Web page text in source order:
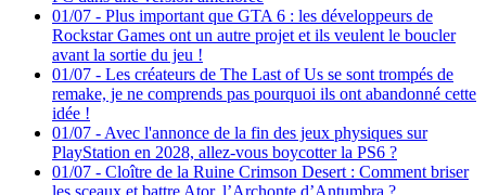
01/07 - Plus important que GTA 6 : les développeurs de
Rockstar Games ont un autre projet et ils veulent le boucler
avant la sortie du jeu !
01/07 - Les créateurs de The Last of Us se sont trompés de
remake, je ne comprends pas pourquoi ils ont abandonné cette
idée !
01/07 - Avec l'annonce de la fin des jeux physiques sur
PlayStation en 2028, allez-vous boycotter la PS6 ?
01/07 - Cloître de la Ruine Crimson Desert : Comment briser
les sceaux et battre Ator, l’Archonte d’Antumbra ?